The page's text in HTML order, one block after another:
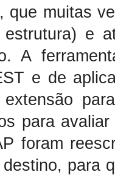
que muitas
estrutura) e
A
e de
para
foram
para